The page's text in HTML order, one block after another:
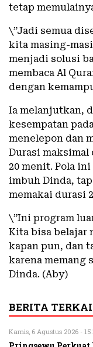
tetap
\”Jadi semua
kita masing-
menjadi solusi
membaca Al
dengan
Ia melanjutkan,
kesempatan
menelepon dan
Durasi maksimal
20 menit. Pola
imbuh Dinda,
memakai durasi
\”Ini program
Kita bisa belajar
kapan pun, dan
karena memang
Dinda. (Aby)
BERITA
Kamis, 6 Agustus 2026 -